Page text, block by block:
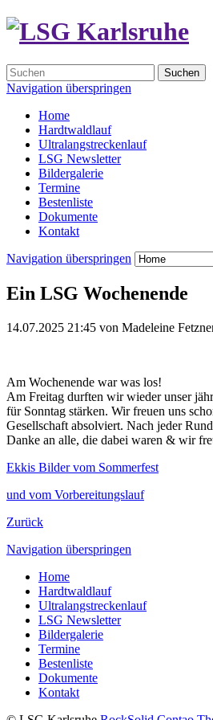
Suchen
Navigation überspringen
Home
Hardtwaldlauf
Ultralangstreckenlauf
LSG Newsletter
Bildergalerie
Termine
Bestenliste
Dokumente
Kontakt
Navigation überspringen
Ein LSG Wochenende
14.07.2025 21:45 von Madeleine
Am Wochenende war was los!
Am Freitag durften wir wieder unser
für Sonntag stärken. Wir freuen uns
Gesellschaft absolviert. Nach jeder
Danke an alle, die dabei waren & wir
Ekkis Bilder vom Sommerfest
und vom Vorbereitungslauf
Zurück
Navigation überspringen
Home
Hardtwaldlauf
Ultralangstreckenlauf
LSG Newsletter
Bildergalerie
Termine
Bestenliste
Dokumente
Kontakt